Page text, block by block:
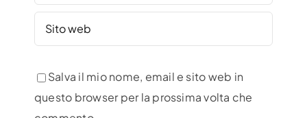
Salva il mio nome, email e sito web in
questo browser per la prossima volta che